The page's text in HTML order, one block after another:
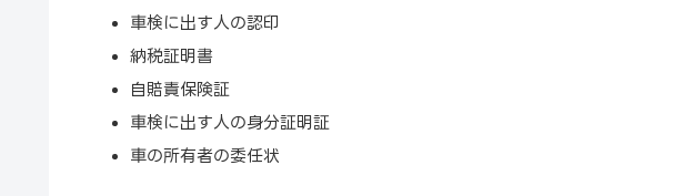
車検に出す人の認印
納税証明書
自賠責保険証
車検に出す人の身分証明証
車の所有者の委任状